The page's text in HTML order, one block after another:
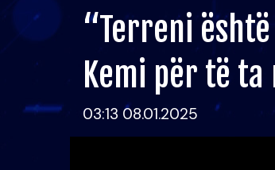
“Terreni
Kemi për të
03:13 08.01.2025